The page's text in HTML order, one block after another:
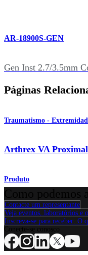
AR-18900S-GEN
Gen Inst 2.7/3.5mm
Páginas
Traumatismo -
Arthrex VA
Produto
Contacte um representante
Veja eventos, laboratórios e
Inscreva-se para receber: O